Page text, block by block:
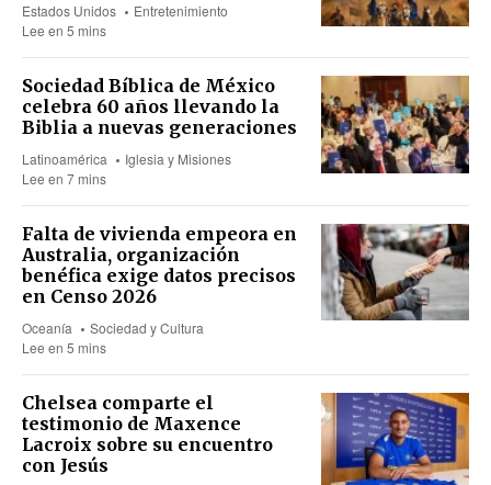
Estados Unidos
Entretenimiento
Lee en 5 mins
Sociedad Bíblica de México
celebra 60 años llevando la
Biblia a nuevas generaciones
Latinoamérica
Iglesia y Misiones
Lee en 7 mins
Falta de vivienda empeora en
Australia, organización
benéfica exige datos precisos
en Censo 2026
Oceanía
Sociedad y Cultura
Lee en 5 mins
Chelsea comparte el
testimonio de Maxence
Lacroix sobre su encuentro
con Jesús